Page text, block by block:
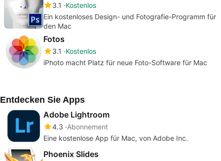
3.1
Kostenlos
Ein kostenloses Design- und Fotografie-Programm für
den Mac
Fotos
3.1
Kostenlos
iPhoto macht Platz für neue Foto-Software für Mac
Entdecken Sie Apps
Adobe Lightroom
4.3 Abonnement
Eine kostenlose App für Mac, von Adobe Inc.
Phoenix Slides